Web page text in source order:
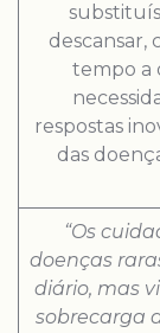
descansar,
tempo a
respostas
das
“Os
doenças
diário, mas
sobrecarga